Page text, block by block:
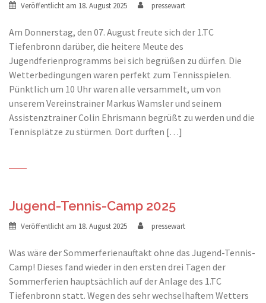
Veröffentlicht am 18. August 2025 pressewart
Am Donnerstag, den 07. August freute sich der 1.TC
Tiefenbronn darüber, die heitere Meute des
Jugendferienprogramms bei sich begrüßen zu dürfen. Die
Wetterbedingungen waren perfekt zum Tennisspielen.
Pünktlich um 10 Uhr waren alle versammelt, um von
unserem Vereinstrainer Markus Wamsler und seinem
Assistenztrainer Colin Ehrismann begrüßt zu werden und die
Tennisplätze zu stürmen. Dort durften […]
Jugend-Tennis-Camp 2025
Veröffentlicht am 18. August 2025 pressewart
Was wäre der Sommerferienauftakt ohne das Jugend-Tennis-
Camp! Dieses fand wieder in den ersten drei Tagen der
Sommerferien hauptsächlich auf der Anlage des 1.TC
Tiefenbronn statt. Wegen des sehr wechselhaftem Wetters